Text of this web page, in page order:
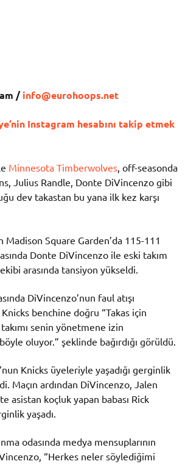
/info@eurohoops.net
Instagram hesabını takip etmek
Minnesota Timberwolves, off-seasonda
Julius Randle, Donte DiVincenzo gibi
dev takastan bu yana ilk kez karşı
Madison Square Garden’da 115-111
Donte DiVincenzo ile eski takım
arasında tansiyon yükseldi.
DiVincenzo’nun faul atışı
benchine doğru “Takas için
senin yönetmene izin
oluyor.” şeklinde bağırdığı görüldü.
Knicks üyeleriyle yaşadığı gerginlik
Maçın ardından DiVincenzo, Jalen
asistan koçluk yapan babası Rick
yaşadı.
odasında medya mensuplarının
“Herkes neler söylediğimi